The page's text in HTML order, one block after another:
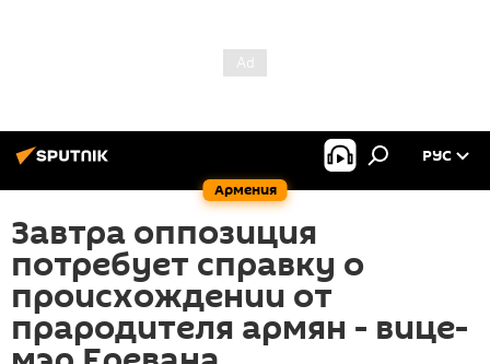
Армения
РУС
Завтра оппозиция
потребует справку о
происхождении от
прародителя армян - вице-